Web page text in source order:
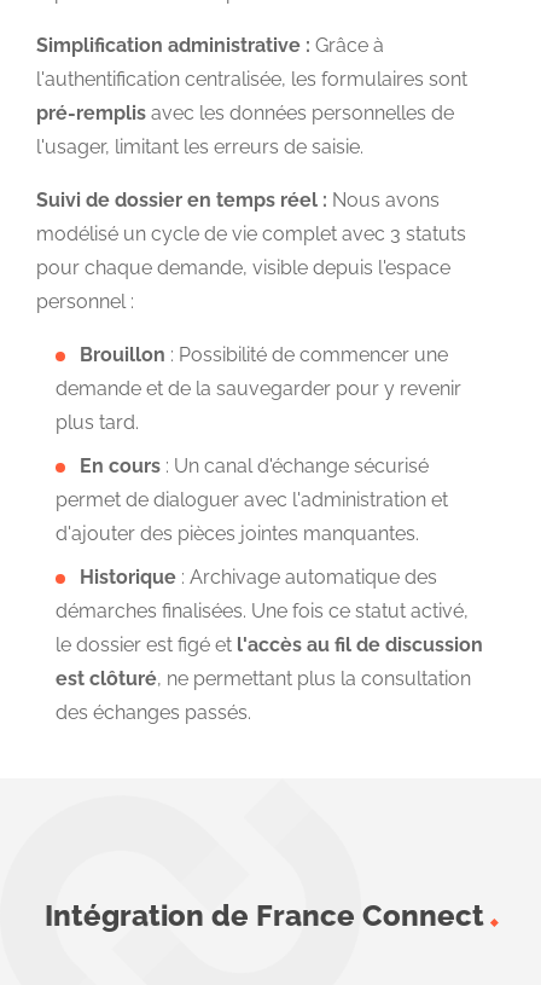
Simplification administrative : Grâce à
l'authentification centralisée, les formulaires sont
pré-remplis avec les données personnelles de
l'usager, limitant les erreurs de saisie.
Suivi de dossier en temps réel : Nous avons
modélisé un cycle de vie complet avec 3 statuts
pour chaque demande, visible depuis l'espace
personnel :
Brouillon : Possibilité de commencer une
demande et de la sauvegarder pour y revenir
plus tard.
En cours : Un canal d'échange sécurisé
permet de dialoguer avec l'administration et
d'ajouter des pièces jointes manquantes.
Historique : Archivage automatique des
démarches finalisées. Une fois ce statut activé,
le dossier est figé et l'accès au fil de discussion
est clôturé, ne permettant plus la consultation
des échanges passés.
Intégration de France Connect